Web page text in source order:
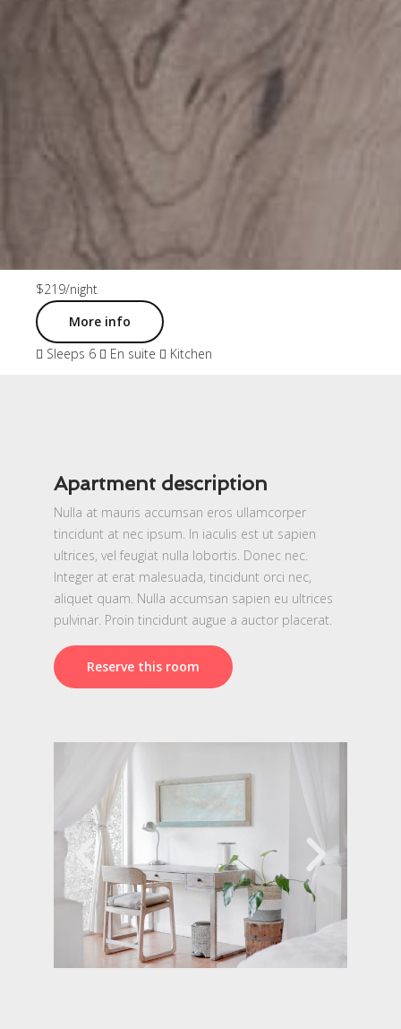
$219/night
More info
Sleeps 6
En suite Kitchen
Apartment description
Nulla at mauris accumsan eros ullamcorper
tincidunt at nec ipsum. In iaculis est ut sapien
ultrices, vel feugiat nulla lobortis. Donec nec.
Integer at erat malesuada, tincidunt orci nec,
aliquet quam. Nulla accumsan sapien eu ultrices
pulvinar. Proin tincidunt augue a auctor placerat.
Reserve this room